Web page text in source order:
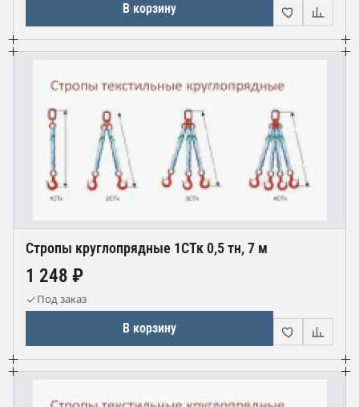
В корзину
Стропы круглопрядные 1СТк 0,5 тн, 7 м
1 248 ₽
Под заказ
В корзину